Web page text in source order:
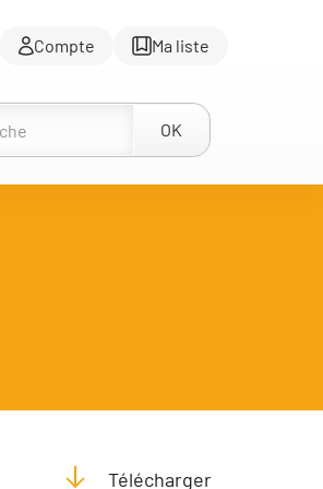
Compte Ma liste
OK
Télécharger